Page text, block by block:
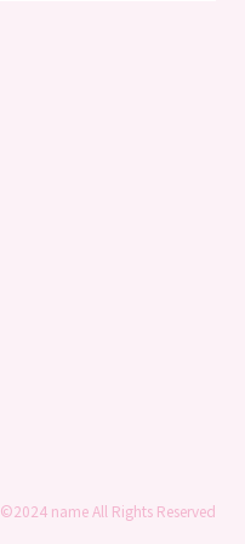
©2024 name All Rights Reserved